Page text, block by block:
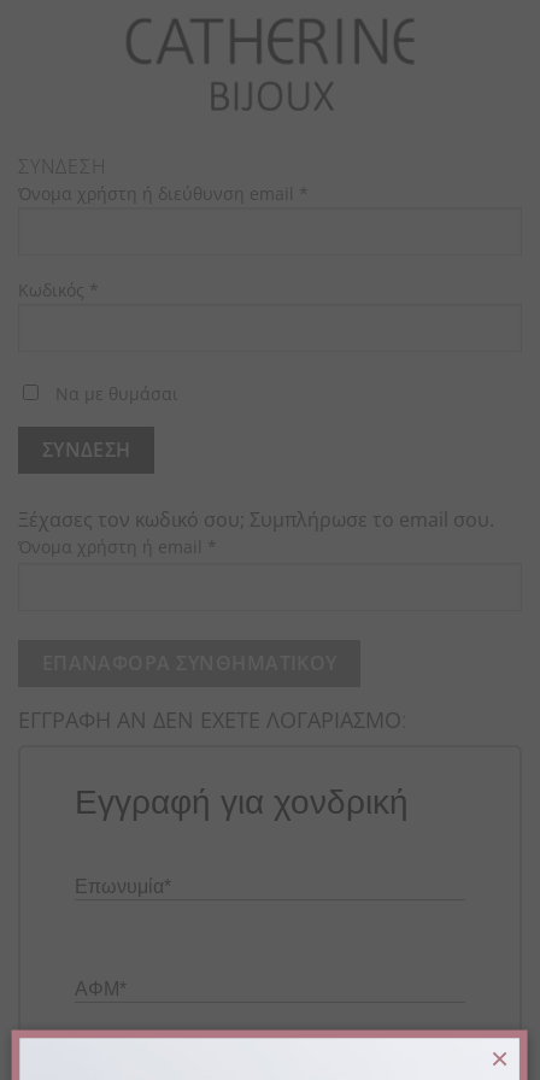
ΕΓΓΡΑΦΗ ΑΝ ΔΕΝ ΕΧΕΤΕ ΛΟΓΑΡΙΑΣΜΟ
Εγγραφή για χονδρική
Επωνυμία*
ΑΦΜ *
ΣΎΝΔΕΣΗ
Όνομα χρήστη ή διεύθυνση email *
Κωδικός *
Να με θυμάσαι
ΣΎΝΔΕΣΗ
Ξέχασες τον κωδικό σου; Συμπλήρωσε το email σου.
Όνομα χρήστη ή email *
×